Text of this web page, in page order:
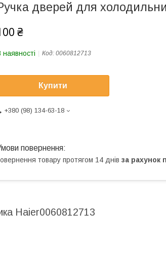
дверей для
₴
наявності Код: 0060812713
Купити
+380 (98) 134-63-18
товару протягом 14 днів за рахунок
Haier0060812713